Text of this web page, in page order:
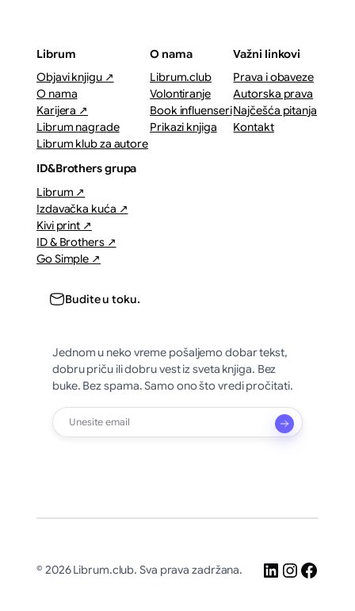
Librum
Objavi knjigu ↗
O nama
Karijera ↗
Librum nagrade
Librum klub za autore
O nama
Librum.club
Volontiranje
Book influenseri
Prikazi knjiga
Važni linkovi
Prava i obaveze
Autorska prava
Najčešća pitanja
Kontakt
ID&Brothers grupa
Librum ↗
Izdavačka kuća ↗
Kivi print ↗
ID & Brothers ↗
Go Simple ↗
Budite u toku.
Jednom u neko vreme pošaljemo dobar tekst,
dobru priču ili dobru vest iz sveta knjiga. Bez
buke. Bez spama. Samo ono što vredi pročitati.
© 2026 Librum.club. Sva prava zadržana. LinkedIn